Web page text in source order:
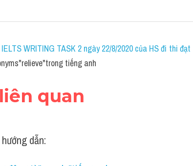
WRITING TASK 2 ngày 22/8/2020 của HS đi thi
tiếng anh
quan
dẫn: